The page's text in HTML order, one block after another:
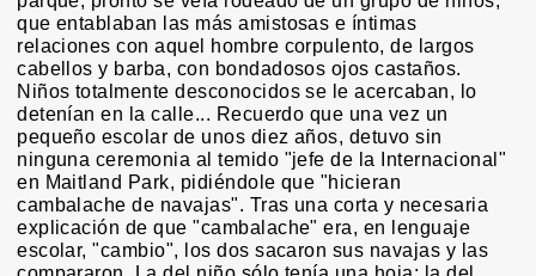
que entablaban las más amistosas e íntimas
relaciones con aquel hombre corpulento, de largos
cabellos y barba, con bondadosos ojos castaños.
Niños totalmente desconocidos se le acercaban, lo
detenían en la calle... Recuerdo que una vez un
pequeño escolar de unos diez años, detuvo sin
ninguna ceremonia al temido "jefe de la Internacional"
en Maitland Park, pidiéndole que "hicieran
cambalache de navajas". Tras una corta y necesaria
explicación de que "cambalache" era, en lenguaje
escolar, "cambio", los dos sacaron sus navajas y las